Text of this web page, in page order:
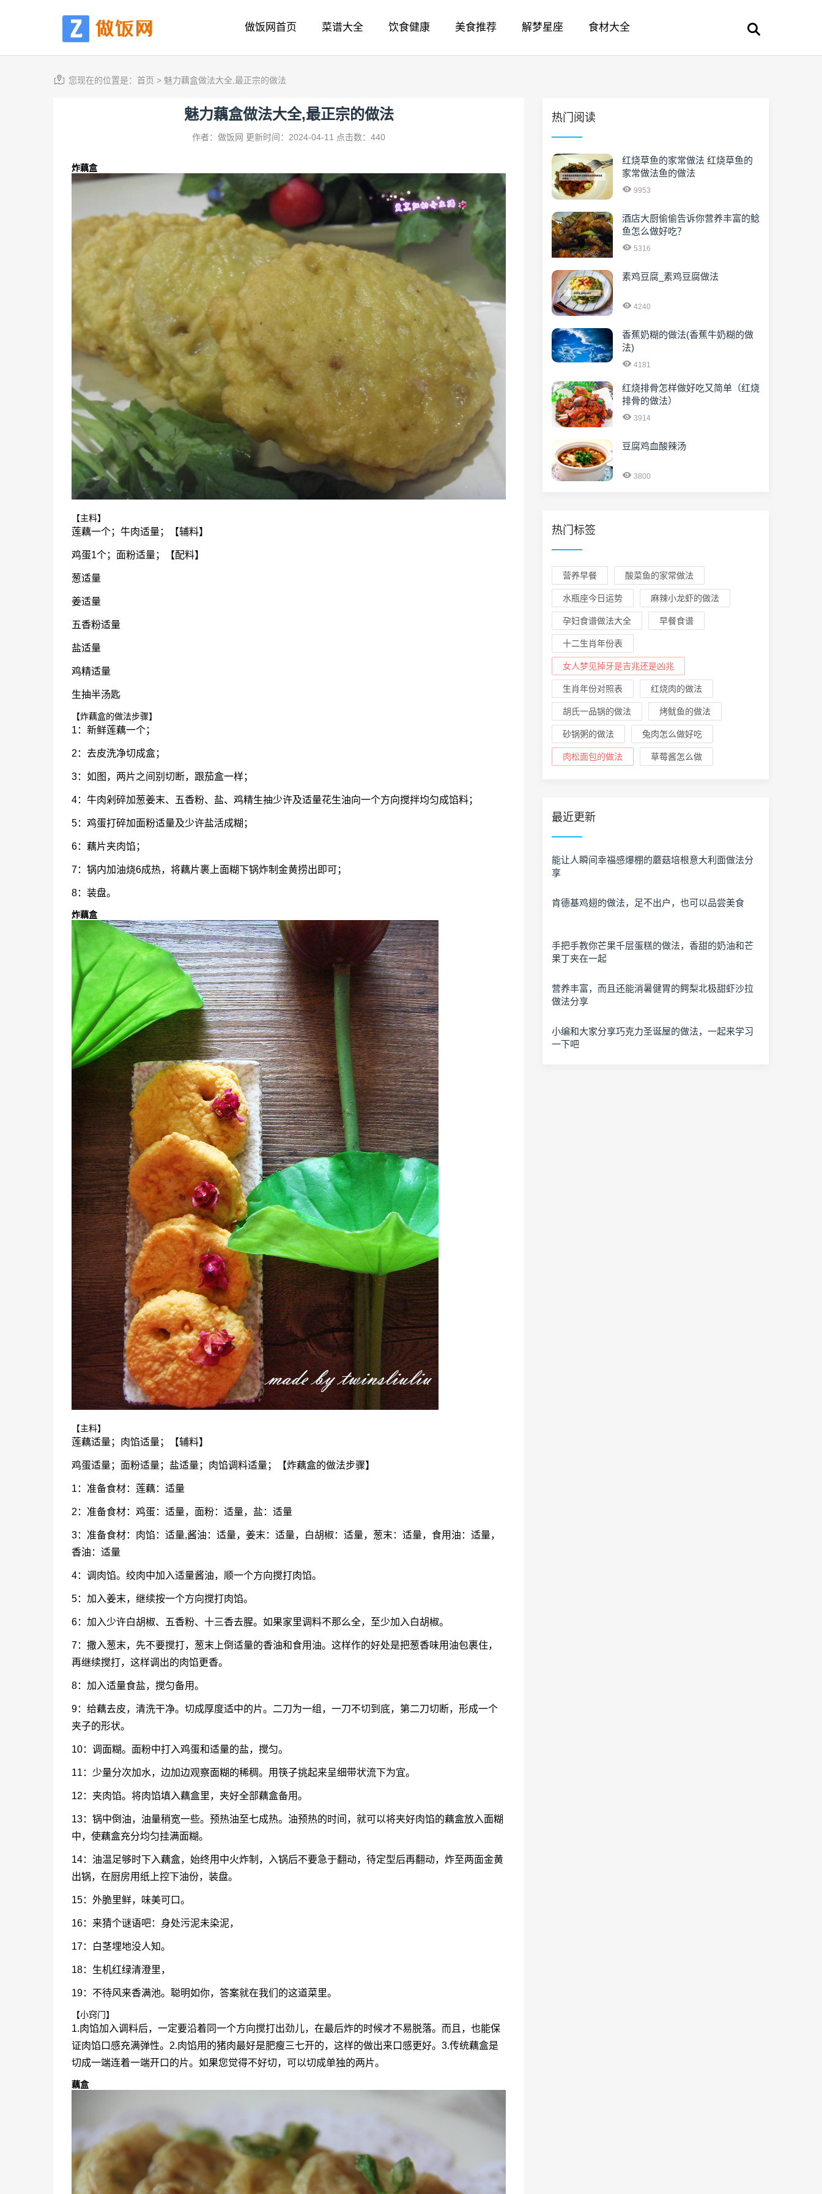
做饭网首页 菜谱大全 饮食健康 美食推荐 解梦星座 食材大全
您现在的位置是： 首页 > 魅力藕盒做法大全,最正宗的做法
魅力藕盒做法大全,最正宗的做法
作者：做饭网 更新时间：2024-04-11 点击数：440
炸藕盒
【主料】
莲藕一个；牛肉适量；【辅料】
鸡蛋1个；面粉适量；【配料】
葱适量
姜适量
五香粉适量
盐适量
鸡精适量
生抽半汤匙
【炸藕盒的做法步骤】
1：新鲜莲藕一个；
2：去皮洗净切成盒；
3：如图，两片之间别切断，跟茄盒一样；
4：牛肉剁碎加葱姜末、五香粉、盐、鸡精生抽少许及适量花生油向一个方向搅拌均匀成馅料；
5：鸡蛋打碎加面粉适量及少许盐活成糊；
6：藕片夹肉馅；
7：锅内加油烧6成热，将藕片裹上面糊下锅炸制金黄捞出即可；
8：装盘。
炸藕盒
【主料】
莲藕适量；肉馅适量；【辅料】
鸡蛋适量；面粉适量；盐适量；肉馅调料适量；【炸藕盒的做法步骤】
1：准备食材：莲藕：适量
2：准备食材：鸡蛋：适量，面粉：适量，盐：适量
3：准备食材：肉馅：适量,酱油：适量，姜末：适量，白胡椒：适量，葱末：适量，食用油：适量，
香油：适量
4：调肉馅。绞肉中加入适量酱油，顺一个方向搅打肉馅。
5：加入姜末，继续按一个方向搅打肉馅。
6：加入少许白胡椒、五香粉、十三香去腥。如果家里调料不那么全，至少加入白胡椒。
7：撒入葱末，先不要搅打，葱末上倒适量的香油和食用油。这样作的好处是把葱香味用油包裹住，
再继续搅打，这样调出的肉馅更香。
8：加入适量食盐，搅匀备用。
9：给藕去皮，清洗干净。切成厚度适中的片。二刀为一组，一刀不切到底，第二刀切断，形成一个
夹子的形状。
10：调面糊。面粉中打入鸡蛋和适量的盐，搅匀。
11：少量分次加水，边加边观察面糊的稀稠。用筷子挑起来呈细带状流下为宜。
12：夹肉馅。将肉馅填入藕盒里，夹好全部藕盒备用。
13：锅中倒油，油量稍宽一些。预热油至七成热。油预热的时间，就可以将夹好肉馅的藕盒放入面糊
中，使藕盒充分均匀挂满面糊。
14：油温足够时下入藕盒，始终用中火炸制，入锅后不要急于翻动，待定型后再翻动，炸至两面金黄
出锅，在厨房用纸上控下油份，装盘。
15：外脆里鲜，味美可口。
16：来猜个谜语吧：身处污泥未染泥，
17：白茎埋地没人知。
18：生机红绿清澄里，
19：不待风来香满池。聪明如你，答案就在我们的这道菜里。
【小窍门】
1.肉馅加入调料后，一定要沿着同一个方向搅打出劲儿，在最后炸的时候才不易脱落。而且，也能保
证肉馅口感充满弹性。2.肉馅用的猪肉最好是肥瘦三七开的，这样的做出来口感更好。3.传统藕盒是
切成一端连着一端开口的片。如果您觉得不好切，可以切成单独的两片。
藕盒
热门阅读
红烧草鱼的家常做法 红烧草鱼的
家常做法鱼的做法
9953
酒店大厨偷偷告诉你营养丰富的鲶
鱼怎么做好吃？
5316
素鸡豆腐_素鸡豆腐做法
4240
香蕉奶糊的做法(香蕉牛奶糊的做
法)
4181
红烧排骨怎样做好吃又简单（红烧
排骨的做法）
3914
豆腐鸡血酸辣汤
3800
热门标签
营养早餐 酸菜鱼的家常做法
水瓶座今日运势 麻辣小龙虾的做法
孕妇食谱做法大全 早餐食谱
十二生肖年份表
女人梦见掉牙是吉兆还是凶兆
生肖年份对照表 红烧肉的做法
胡氏一品锅的做法 烤鱿鱼的做法
砂锅粥的做法 兔肉怎么做好吃
肉松面包的做法 草莓酱怎么做
最近更新
能让人瞬间幸福感爆棚的蘑菇培根意大利面做法分
享
肯德基鸡翅的做法，足不出户，也可以品尝美食
手把手教你芒果千层蛋糕的做法，香甜的奶油和芒
果丁夹在一起
营养丰富，而且还能消暑健胃的鳄梨北极甜虾沙拉
做法分享
小编和大家分享巧克力圣诞屋的做法，一起来学习
一下吧